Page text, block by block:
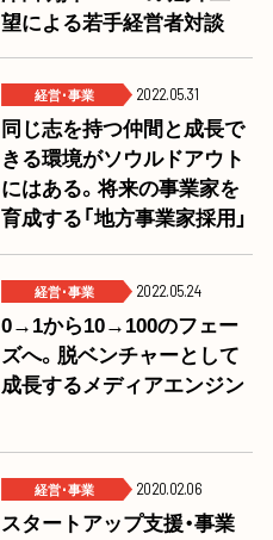
望による若手経営者対談
経営･事業 2022.05.31
同じ志を持つ仲間と成長で
きる環境がソウルドアウト
にはある。将来の事業家を
育成する「地方事業家採用」
経営･事業 2022.05.24
0→1から10→100のフェー
ズへ。脱ベンチャーとして
成長するメディアエンジン
経営･事業 2020.02.06
スタートアップ支援・事業